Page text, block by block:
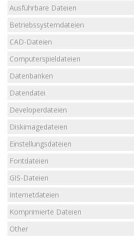
Ausführbare Dateien
Betriebssystemdateien
CAD-Dateien
Computerspieldateien
Datenbanken
Datendatei
Developerdateien
Diskimagedateien
Einstellungsdateien
Fontdateien
GIS-Dateien
Internetdateien
Komprimierte Dateien
Other